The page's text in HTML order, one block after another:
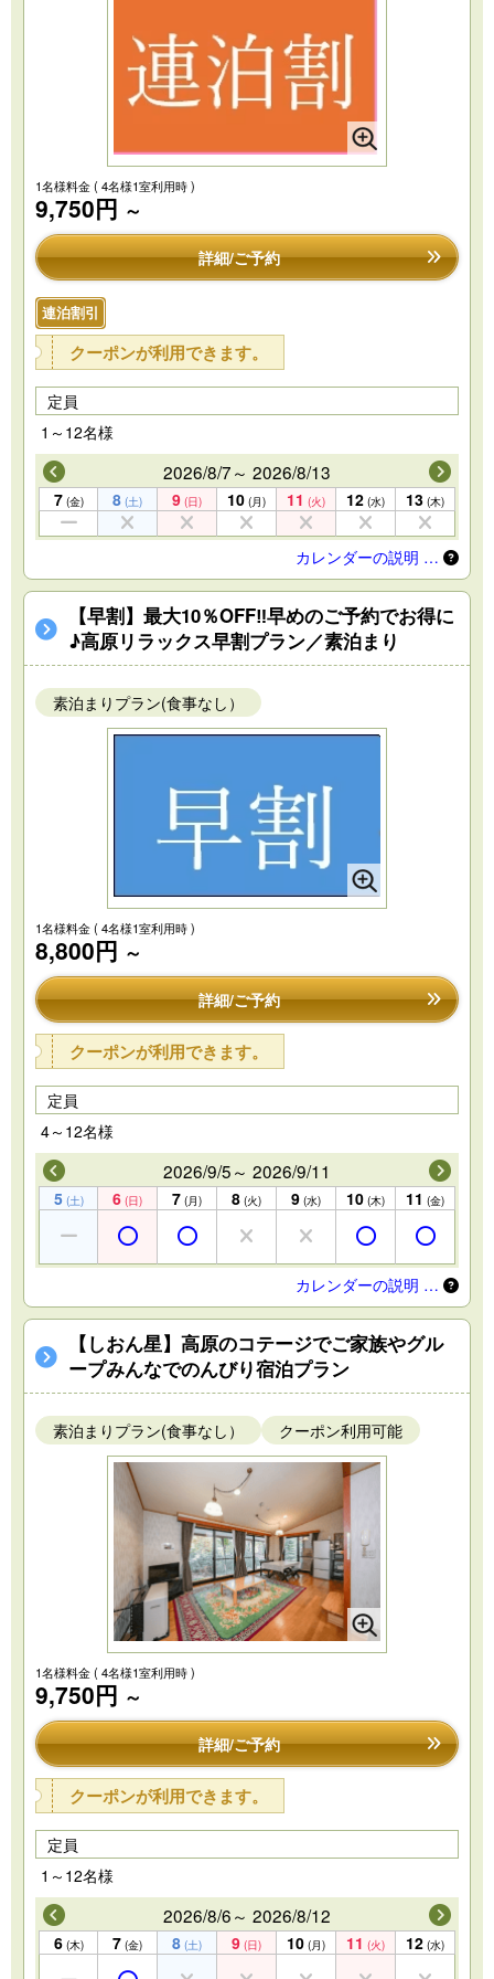
1名様料金( 4名様1室利用時 )
9,750円 ～
詳細/ご予約
連泊割引
クーポンが利用できます。
定員
1～12名様
2026/8/7～ 2026/8/13
7 (金) 8 (土) 9 (日) 10 (月) 11 (火) 12 (水) 13 (木)
カレンダーの説明 …
【早割】最大10％OFF‼早めのご予約でお得に
♪高原リラックス早割プラン／素泊まり
素泊まりプラン(食事なし）
1名様料金( 4名様1室利用時 )
8,800円 ～
詳細/ご予約
クーポンが利用できます。
定員
4～12名様
2026/9/5～ 2026/9/11
5 (土) 6 (日) 7 (月) 8 (火) 9 (水) 10 (木) 11 (金)
カレンダーの説明 …
【しおん星】高原のコテージでご家族やグル
ープみんなでのんびり宿泊プラン
素泊まりプラン(食事なし） クーポン利用可能
1名様料金( 4名様1室利用時 )
9,750円 ～
詳細/ご予約
クーポンが利用できます。
定員
1～12名様
2026/8/6～ 2026/8/12
6 (木) 7 (金) 8 (土) 9 (日) 10 (月) 11 (火) 12 (水)